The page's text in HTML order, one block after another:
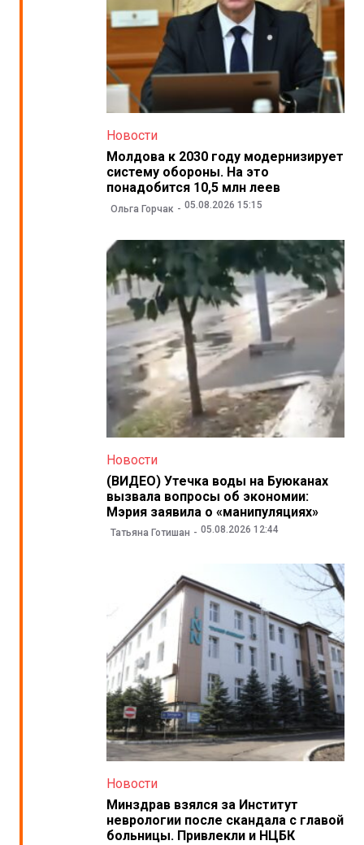
Новости
Молдова к 2030 году модернизирует
систему обороны. На это
понадобится 10,5 млн леев
Ольга Горчак 05.08.2026 15:15
Новости
(ВИДЕО) Утечка воды на Буюканах
вызвала вопросы об экономии:
Мэрия заявила о «манипуляциях»
Татьяна Готишан 05.08.2026 12:44
Новости
Минздрав взялся за Институт
неврологии после скандала с главой
больницы. Привлекли и НЦБК